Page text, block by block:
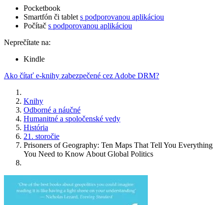
Pocketbook
Smartfón či tablet s podporovanou aplikáciou
Počítač s podporovanou aplikáciou
Neprečítate na:
Kindle
Ako čítať e-knihy zabezpečené cez Adobe DRM?
Knihy
Odborné a náučné
Humanitné a spoločenské vedy
História
21. storočie
Prisoners of Geography: Ten Maps That Tell You Everything
You Need to Know About Global Politics